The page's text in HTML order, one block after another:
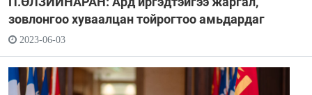
зовлонгоо хуваалцан тойрогтоо амьдардаг
2023-06-03